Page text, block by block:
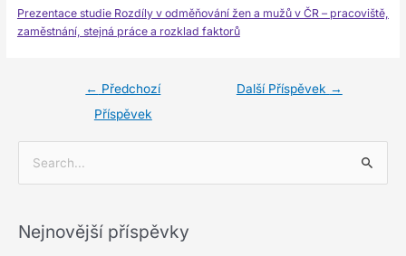
Prezentace studie Rozdíly v odměňování žen a mužů v ČR – pracoviště,
zaměstnání, stejná práce a rozklad faktorů
← Předchozí
Příspěvek
Další Příspěvek →
lNejnovější příspěvky